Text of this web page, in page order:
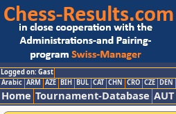
Logged on: Gast
Arabic ARM AZE BIH BUL CAT CHN CRO CZE DEN
Home Tournament-Database